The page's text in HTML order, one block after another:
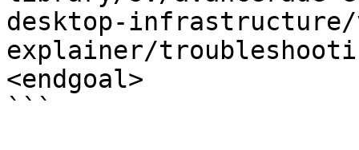
desktop-
explainer/
<endgoal>
```